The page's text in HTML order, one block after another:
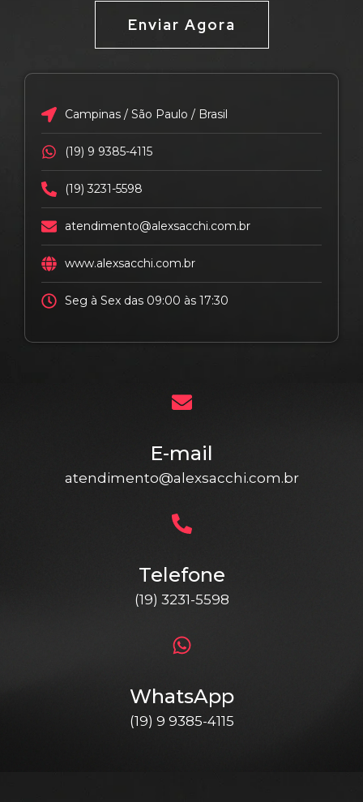
Enviar Agora
Campinas / São Paulo / Brasil
(19) 9 9385-4115
(19) 3231-5598
atendimento@alexsacchi.com.br
www.alexsacchi.com.br
Seg à Sex das 09:00 às 17:30
E-mail
atendimento@alexsacchi.com.br
Telefone
(19) 3231-5598
WhatsApp
(19) 9 9385-4115